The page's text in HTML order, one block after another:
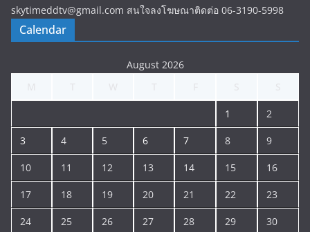
skytimeddtv@gmail.com สนใจลงโฆษณาติดต่อ 06-3190-5998
Calendar
August 2026
1 2
3 4 5 6 7 8 9
10 11 12 13 14 15 16
17 18 19 20 21 22 23
24 25 26 27 28 29 30